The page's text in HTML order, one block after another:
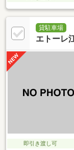
貸駐車場
エトーレ
即引き渡し可